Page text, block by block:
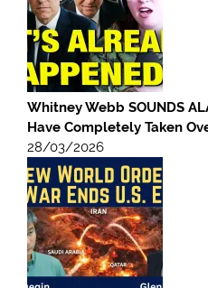
Whitney Webb SOUNDS
Have Completely Taken
28/03/2026